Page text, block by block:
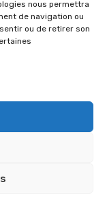
nous permettra
de navigation ou
ou de retirer son
drum